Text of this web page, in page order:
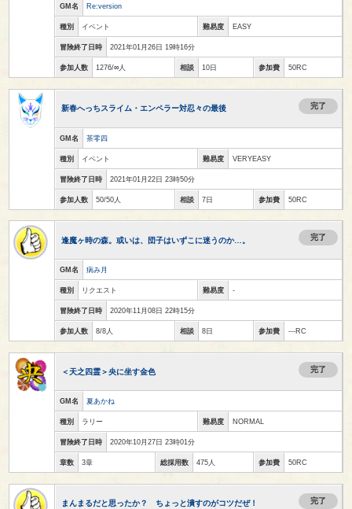
GM名 Re:version
種別 イベント 難易度 EASY
冒険終了日時 2021年01月26日 19時16分
参加人数 1276/∞人 相談 10日 参加費 50RC
新春へっちスライム・エンペラー対忍々の最後 完了
GM名 茶零四
種別 イベント 難易度 VERYEASY
冒険終了日時 2021年01月22日 23時50分
参加人数 50/50人 相談 7日 参加費 50RC
逢魔ヶ時の森。或いは、団子はいずこに迷うのか…。 完了
GM名 病み月
種別 リクエスト 難易度 -
冒険終了日時 2020年11月08日 22時15分
参加人数 8/8人 相談 8日 参加費 ---RC
＜天之四霊＞央に坐す金色 完了
GM名 夏あかね
種別 ラリー 難易度 NORMAL
冒険終了日時 2020年10月27日 23時01分
章数 3章 総採用数 475人 参加費 50RC
まんまるだと思ったか？ ちょっと潰すのがコツだぜ！ 完了